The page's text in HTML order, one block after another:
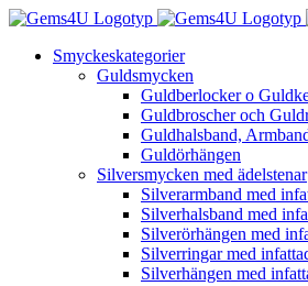
Fortsätt
innehålletSmyckeskategorier
Guldsmycken
Guldberlocker o
Guldbroscher och
Guldhalsband,
Guldörhängen
Silversmycken med ädelstenar
Silverarmband med
Silverhalsband med
Silverörhängen med
Silverringar med
Silverhängen med